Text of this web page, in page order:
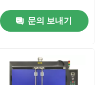
문의 보내기